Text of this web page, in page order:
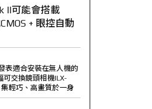
II可能會搭載
+ 眼控自動
表適合安裝在無人機的
可交換鏡頭相機ILX-
集輕巧、高畫質於一身